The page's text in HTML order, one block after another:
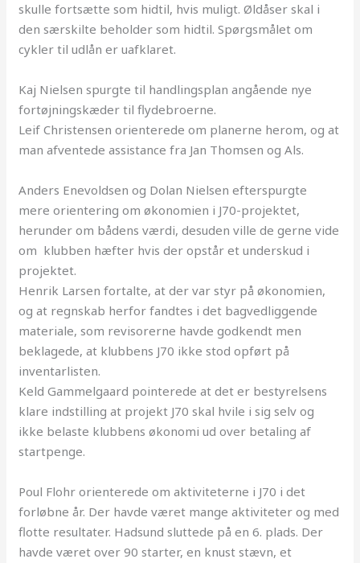
skulle fortsætte som hidtil, hvis muligt. Øldåser skal i
den særskilte beholder som hidtil. Spørgsmålet om
cykler til udlån er uafklaret.
Kaj Nielsen spurgte til handlingsplan angående nye
fortøjningskæder til flydebroerne.
Leif Christensen orienterede om planerne herom, og at
man afventede assistance fra Jan Thomsen og Als.
Anders Enevoldsen og Dolan Nielsen efterspurgte
mere orientering om økonomien i J70-projektet,
herunder om bådens værdi, desuden ville de gerne vide
om klubben hæfter hvis der opstår et underskud i
projektet.
Henrik Larsen fortalte, at der var styr på økonomien,
og at regnskab herfor fandtes i det bagvedliggende
materiale, som revisorerne havde godkendt men
beklagede, at klubbens J70 ikke stod opført på
inventarlisten.
Keld Gammelgaard pointerede at det er bestyrelsens
klare indstilling at projekt J70 skal hvile i sig selv og
ikke belaste klubbens økonomi ud over betaling af
startpenge.
Poul Flohr orienterede om aktiviteterne i J70 i det
forløbne år. Der havde været mange aktiviteter og med
flotte resultater. Hadsund sluttede på en 6. plads. Der
havde været over 90 starter, en knust stævn, et